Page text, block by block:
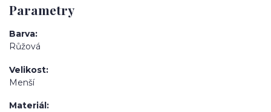
Parametry
Barva
Růžová
Velikost
Menší
Materiál